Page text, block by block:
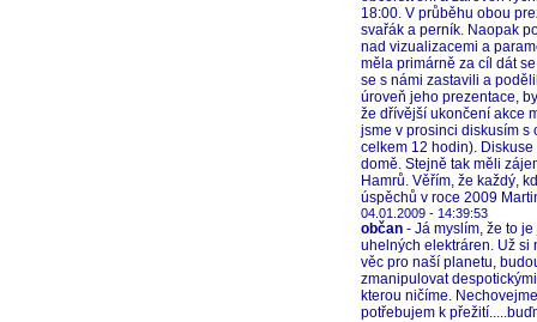
18:00. V průběhu obou
svařák a perník. Naopak
nad vizualizacemi a
měla primárně za cíl dát
se s námi zastavili a
úroveň jeho prezentace,
že dřívější ukončení akce
jsme v prosinci diskusím s
celkem 12 hodin).
domě. Stejně tak měli
Hamrů. Věřím, že každý,
úspěchů v roce 2009
04.01.2009 - 14:39:53
občan - Já myslím, že to
uhelných elektráren. Už si
věc pro naší planetu,
zmanipulovat
kterou ničíme.
potřebujem k